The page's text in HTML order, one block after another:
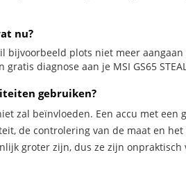
nu?
bijvoorbeeld plots niet meer
diagnose aan je MSI GS65
gebruiken?
zal beïnvloeden. Een accu met een
de controlering van de maat en het
groter zijn, dus ze zijn onpraktisch